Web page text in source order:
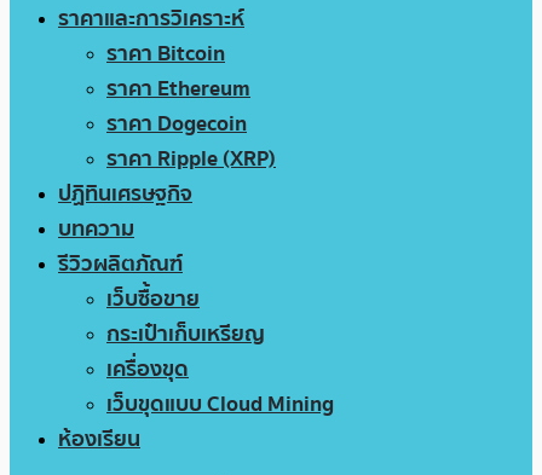
ราคาและการวิเคราะห์
ราคา Bitcoin
ราคา Ethereum
ราคา Dogecoin
ราคา Ripple (XRP)
ปฏิทินเศรษฐกิจ
บทความ
รีวิวผลิตภัณฑ์
เว็บซื้อขาย
กระเป๋าเก็บเหรียญ
เครื่องขุด
เว็บขุดแบบ Cloud Mining
ห้องเรียน